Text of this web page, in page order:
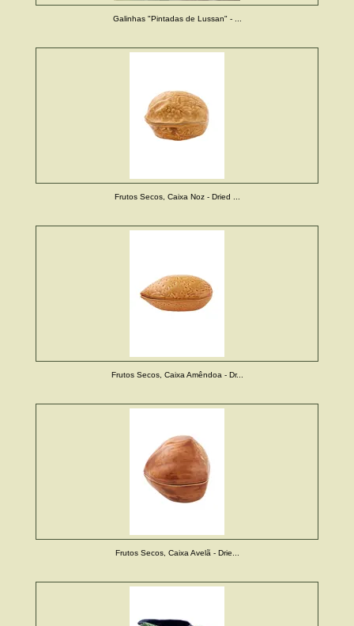
Galinhas "Pintadas de Lussan" - ...
Frutos Secos, Caixa Noz - Dried ...
Frutos Secos, Caixa Amêndoa - Dr...
Frutos Secos, Caixa Avelã - Drie...